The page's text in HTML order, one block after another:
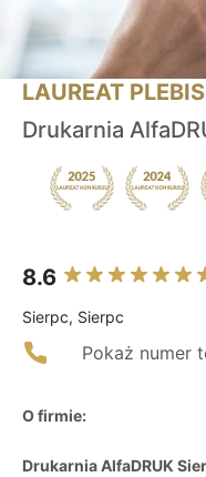
LAUREAT
Drukarnia
8.6
Sierpc, Sierpc
Pokaż numer
O firmie:
Drukarnia AlfaDRUK